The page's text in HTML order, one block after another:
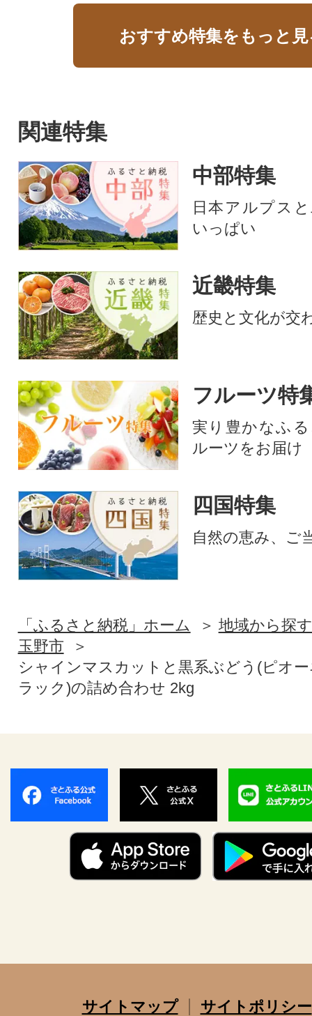
おすすめ特集をもっと
関連特集
中部特集
日本アルプス
いっぱい
近畿特集
歴史と文化が交
フルーツ特
実り豊かなふ
ルーツをお届け
四国特集
自然の恵み、ご
「ふるさと納税」ホーム
地域から探す
玉野市
シャインマスカットと黒系ぶどう(ピオ
ラック)の詰め合わせ 2kg
サイトマップ サイトポリシー